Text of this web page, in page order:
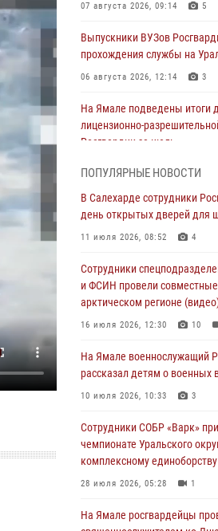
07 августа 2026, 09:14 5
Выпускники ВУЗов
прохождения службы на
06 августа 2026, 12:14 3
На Ямале подведены итоги
лицензионно-
Росгвардии за июль
Росгвардия обеспечила
порядок в период
Генерал-полковник Юрий
Всероссийском молодёжном
образовательном форуме
03 августа 2026, 06:54 2
Директор Росгвардии Герой
специалистов
профессиональным
01 августа 2026, 11:28
мастерство на Ямале
ПОПУЛЯРНЫЕ НОВОСТИ
В Салехарде сотрудники
день открытых дверей для
11 июля 2026, 08:52 4
Сотрудники
и ФСИН провели
арктическом регионе
16 июля 2026, 12:30 10
На Ямале военнослужащий
рассказал детям о военных
10 июля 2026, 10:33 3
Сотрудники СОБР «Варк»
чемпионате Уральского
комплексному
28 июля 2026, 05:28 1
На Ямале росгвардейцы